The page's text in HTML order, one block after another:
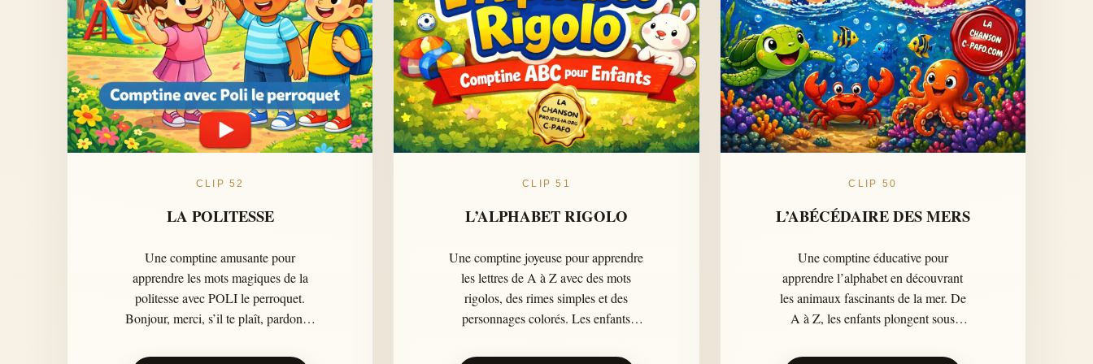
CLIP 52
LA POLITESSE
Une comptine amusante pour
apprendre les mots magiques de la
politesse avec POLI le perroquet.
Bonjour, merci, s’il te plaît, pardon et
simples à retenir en chanson.
CLIP 51
L’ALPHABET RIGOLO
Une comptine joyeuse pour apprendre
les lettres de A à Z avec des mots
rigolos, des rimes simples et des
personnages colorés. Les enfants
l’alphabet dans une ambiance ludique
CLIP 50
L’ABÉCÉDAIRE DES MERS
Une comptine éducative pour
apprendre l’alphabet en découvrant
les animaux fascinants de la mer. De
A à Z, les enfants plongent sous
enrichir leur vocabulaire et mémoriser